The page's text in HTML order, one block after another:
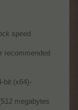
speed
recommended
bit (x64)-
megabytes